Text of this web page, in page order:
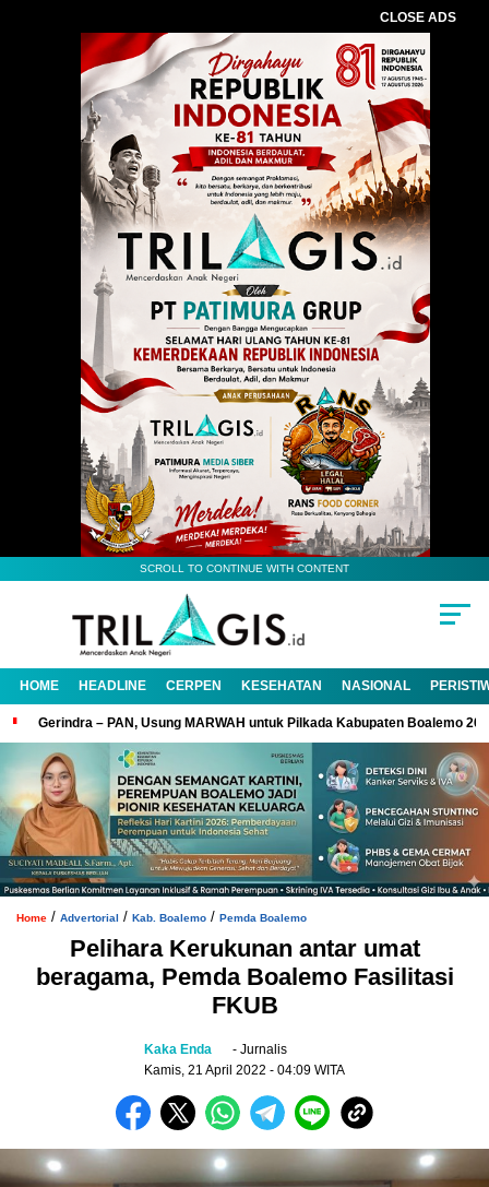
CLOSE ADS
SCROLL TO CONTINUE WITH CONTENT
HOME HEADLINE CERPEN KESEHATAN NASIONAL
Gerindra – PAN, Usung MARWAH untuk Pilkada Kabupaten Boalemo
Home / Advertorial / Kab. Boalemo / Pemda Boalemo
Pelihara Kerukunan antar umat
beragama, Pemda Boalemo Fasilitasi
FKUB
Kaka Enda
- Jurnalis
Kamis, 21 April 2022 - 04:09 WITA